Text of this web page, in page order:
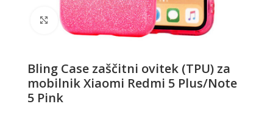
Click to enlarge
Bling Case zaščitni ovitek (TPU) za
mobilnik Xiaomi Redmi 5 Plus/Note
5 Pink